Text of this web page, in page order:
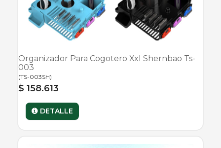
Organizador Para Cogotero Xxl Shernbao Ts-
003
(TS-003SH)
$ 158.613
DETALLE